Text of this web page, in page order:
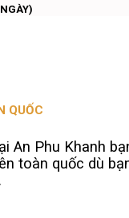
QUỐC
An Phu Khanh
toàn quốc dù